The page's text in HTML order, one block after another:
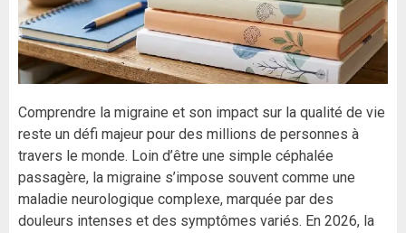
Comprendre la migraine et son impact sur la qualité de vie
reste un défi majeur pour des millions de personnes à
travers le monde. Loin d’être une simple céphalée
passagère, la migraine s’impose souvent comme une
maladie neurologique complexe, marquée par des
douleurs intenses et des symptômes variés. En 2026, la